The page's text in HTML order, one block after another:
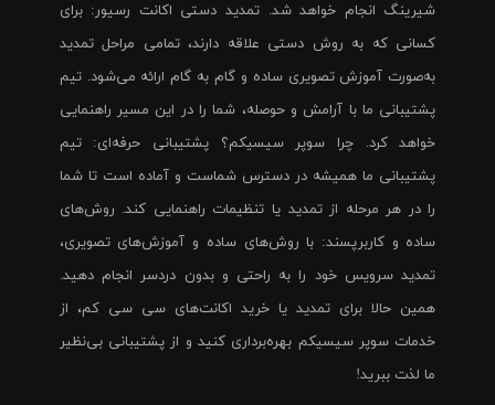
شیرینگ انجام خواهد شد. تمدید دستی اکانت رسیور: برای
کسانی که به روش دستی علاقه دارند، تمامی مراحل تمدید
به‌صورت آموزش تصویری ساده و گام به گام ارائه می‌شود. تیم
پشتیبانی ما با آرامش و حوصله، شما را در این مسیر راهنمایی
خواهد کرد. چرا سوپر سیسیکم؟ پشتیبانی حرفه‌ای: تیم
پشتیبانی ما همیشه در دسترس شماست و آماده است تا شما
را در هر مرحله از تمدید یا تنظیمات راهنمایی کند. روش‌های
ساده و کاربرپسند: با روش‌های ساده و آموزش‌های تصویری،
تمدید سرویس خود را به راحتی و بدون دردسر انجام دهید.
همین حالا برای تمدید یا خرید اکانت‌های سی سی کم، از
خدمات سوپر سیسیکم بهره‌برداری کنید و از پشتیبانی بی‌نظیر
ما لذت ببرید!